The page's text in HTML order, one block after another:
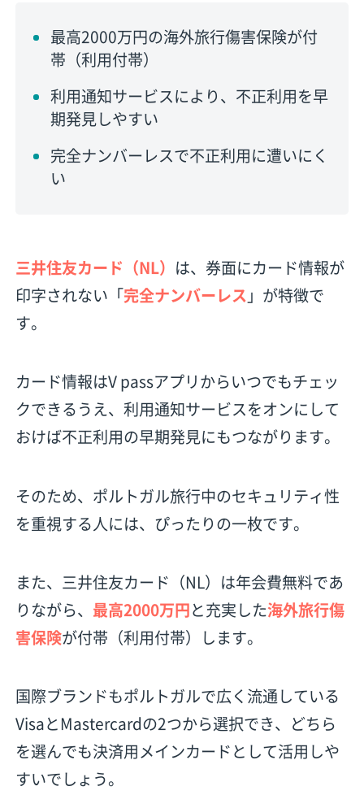
最高2000万円の海外旅行傷害保険が付
帯（利用付帯）
利用通知サービスにより、不正利用を早
期発見しやすい
完全ナンバーレスで不正利用に遭いにく
い
三井住友カード（NL） は、券面にカード情報が
印字されない「完全ナンバーレス 」が特徴で
す。
カード情報はV passアプリからいつでもチェッ
クできるうえ、利用通知サービスをオンにして
おけば不正利用の早期発見にもつながります。
そのため、ポルトガル旅行中のセキュリティ性
を重視する人には、ぴったりの一枚です。
また、三井住友カード（NL）は年会費無料であ
りながら、 最高2000万円と充実した海外旅行傷
害保険が付帯（利用付帯）します。
国際ブランドもポルトガルで広く流通している
VisaとMastercardの2つから選択でき、どちら
を選んでも決済用メインカードとして活用しや
すいでしょう。